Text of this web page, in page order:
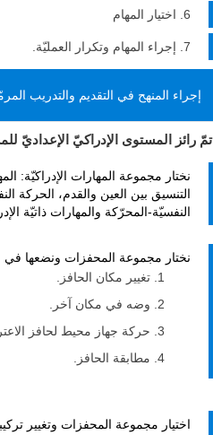
اختيار المهام
إجراء المهام وتكرار العمليّة.
إجراء المنهح في التقديم والتدريب
تمّ رائز المستوى الإدراكيّ الإعداديّ
نختار مجموعة المهارات الإدراكيّة:
التنسيق بين العين والقدم، الحركة
النفسيّة-المحرّكة والمهارات ذاتيّة
نختار مجموعة المحفزات ونضعها في
تغيير مكان الحافز.
وضه في مكان آخر.
حركة جهاز محيط لحافز
مطابقة الحافز.
اختيار مجموعة المحفزات وتغيير